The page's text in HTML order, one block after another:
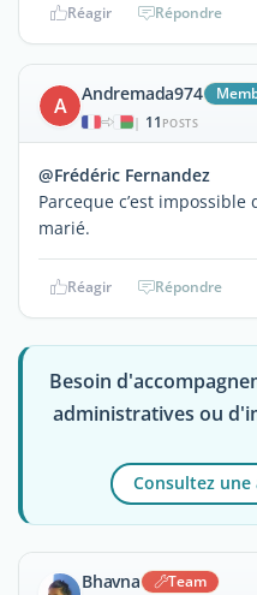
Réagir Répondre
A Andremada974
| 11 POSTS
@Frédéric Fernandez
Parceque c’est impossible
marié.
Réagir Répondre
Besoin
administratives ou
Consultez une
Bhavna Team